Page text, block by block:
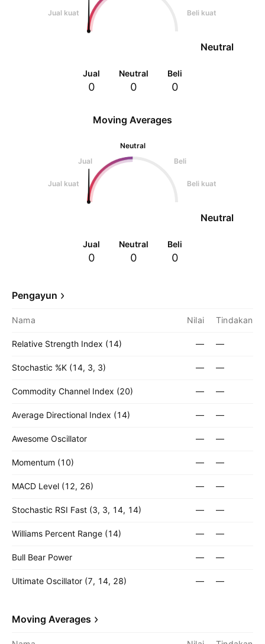
Jual kuat Beli kuat
Neutral
Jual
0
Neutral
0
Beli
0
Moving Averages
Neutral
Jual
Beli
Jual kuat Beli kuat
Neutral
Jual
0
Neutral
0
Beli
0
Pengayun
Nama Nilai Tindakan
Relative Strength Index (14) — —
Stochastic %K (14, 3, 3) — —
Commodity Channel Index (20) — —
Average Directional Index (14) — —
Awesome Oscillator — —
Momentum (10) — —
MACD Level (12, 26) — —
Stochastic RSI Fast (3, 3, 14, 14) — —
Williams Percent Range (14) — —
Bull Bear Power — —
Ultimate Oscillator (7, 14, 28) — —
Moving Averages